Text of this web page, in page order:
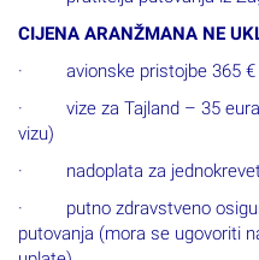
CIJENA ARANŽMANA NE
· avionske pristojbe 365 €
· vize za Tajland – 35 eura
vizu)
· nadoplata za
· putno zdravstveno
putovanja (mora se ugovoriti